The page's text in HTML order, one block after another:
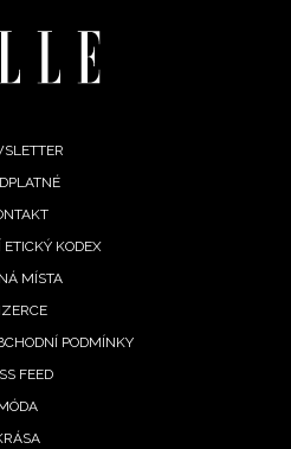
ETICKÝ KODEX
MÍSTA
PODMÍNKY
FEED